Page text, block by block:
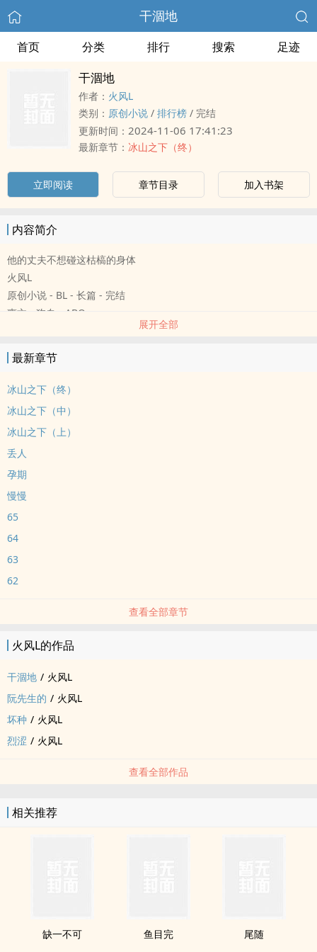
干涸地
首页 分类 排行 搜索 足迹
干涸地
作者： 火风L
类别： 原创小说 / 排行榜 / 完结
更新时间： 2024-11-06 17:41:23
最新章节： 冰山之下（终）
立即阅读 章节目录 加入书架
内容简介
他的丈夫不想碰这枯槁的身体
火风L
原创小说 - BL - 长篇 - 完结
爽文 - 狗血 - ABO
受：我老公的上司和我搞上了
炮灰渣攻：我看不上的便宜老婆跟我的老板跑了
闵峙X方逢至
换攻
虐渣
婚内出轨
前道德标兵 后疯批抖S变态攻
展开全部
最新章节
冰山之下（终）
冰山之下（中）
冰山之下（上）
丢人
孕期
慢慢
65
64
63
62
查看全部章节
火风L的作品
干涸地 / 火风L
阮先生的 / 火风L
坏种 / 火风L
烈涩 / 火风L
查看全部作品
相关推荐
缺一不可 鱼目完 尾随